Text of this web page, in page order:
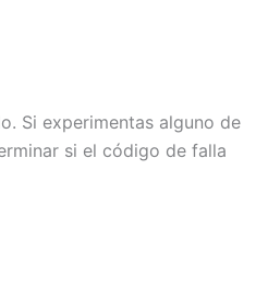
Si experimentas alguno de
si el código de falla